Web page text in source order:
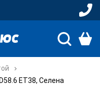
ET38, Селена